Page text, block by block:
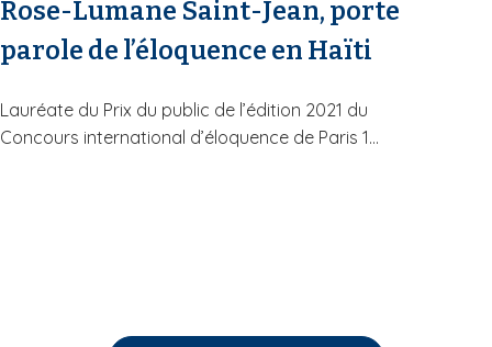
Rose-Lumane Saint-Jean, porte
parole de l’éloquence en Haïti
Lauréate du Prix du public de l’édition 2021 du
Concours international d’éloquence de Paris 1...